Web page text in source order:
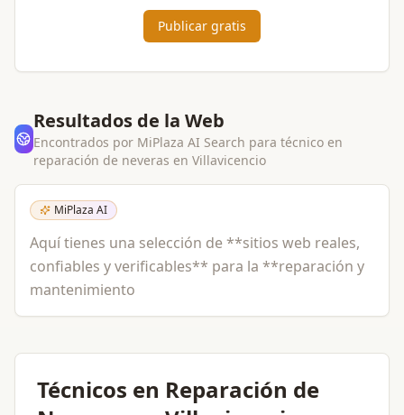
Publicar gratis
Resultados de la Web
Encontrados por MiPlaza AI Search para técnico en
reparación de neveras en Villavicencio
MiPlaza AI
Aquí tienes una selección de **sitios web reales,
confiables y verificables** para la **reparación y
mantenimiento
Técnicos en Reparación de